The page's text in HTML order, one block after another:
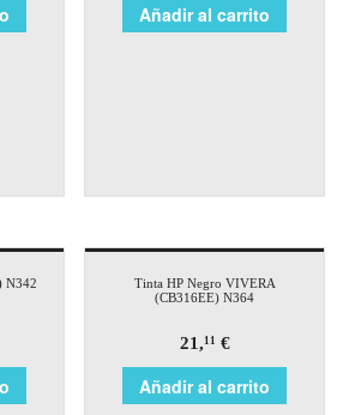
Añadir al carrito
N342
Tinta HP Negro VIVERA
(CB316EE) N364
21,11 €
Añadir al carrito